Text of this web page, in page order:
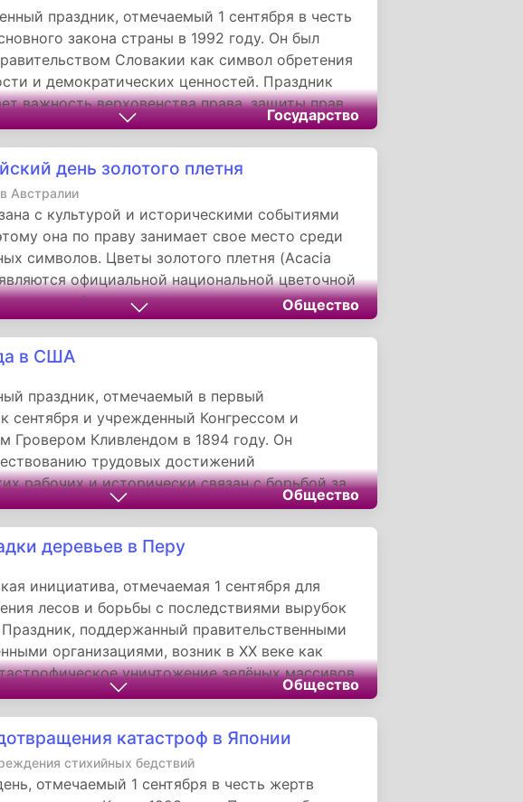
праздник, отмечаемый 1 сентября в честь
закона страны в 1992 году. Он был
Словакии как символ обретения
и демократических ценностей. Праздник
важность верховенства права, защиты прав
принципов, закрепленных в
Через образовательные и культурные
День конституции укрепляет национальную
и напоминает о историческом пути Словакии
и демократии.
Государство
день золотого плетня
Австралии
с культурой и историческими событиями
она по праву занимает свое место среди
символов. Цветы золотого плетня (Acacia
официальной национальной цветочной
Этот статус растение получило 1
года, поэтому в качестве праздничной даты
Общество
в США
праздник, отмечаемый в первый
сентября и учрежденный Конгрессом и
Гровером Кливлендом в 1894 году. Он
трудовых достижений
рабочих и исторически связан с борьбой за
условия труда. Сегодня праздник сохраняет
как символ окончания лета и начала
объединяя американцев через
утрату политической остроты, День труда
о важности трудовых прав и остается
частью культурного ландшафта США.
Общество
деревьев в Перу
инициатива, отмечаемая 1 сентября для
лесов и борьбы с последствиями вырубок
поддержанный правительственными
организациями, возник в XX веке как
уничтожение зелёных массивов.
важность сохранения биоразнообразия,
эрозии почв и объединения общества
ценностей. Через массовые посадки
программы День деревьев вносит вклад
развитие Перу, напоминая о необходимости
Общество
катастроф в Японии
стихийных бедствий
отмечаемый 1 сентября в честь жертв